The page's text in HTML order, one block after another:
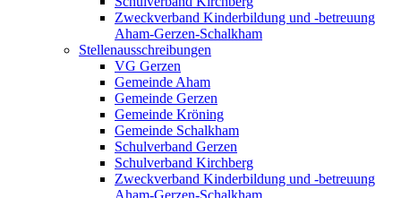
Zweckverband Kinderbildung und -betreuung
Aham-Gerzen-Schalkham
Stellenausschreibungen
VG Gerzen
Gemeinde Aham
Gemeinde Gerzen
Gemeinde Kröning
Gemeinde Schalkham
Schulverband Gerzen
Schulverband Kirchberg
Zweckverband Kinderbildung und -betreuung
Aham-Gerzen-Schalkham